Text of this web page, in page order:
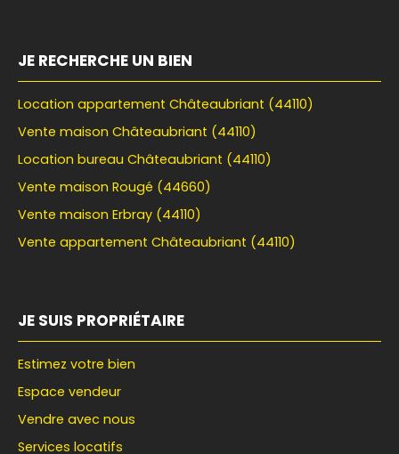
JE RECHERCHE UN BIEN
Location appartement Châteaubriant (44110)
Vente maison Châteaubriant (44110)
Location bureau Châteaubriant (44110)
Vente maison Rougé (44660)
Vente maison Erbray (44110)
Vente appartement Châteaubriant (44110)
JE SUIS PROPRIÉTAIRE
Estimez votre bien
Espace vendeur
Vendre avec nous
Services locatifs